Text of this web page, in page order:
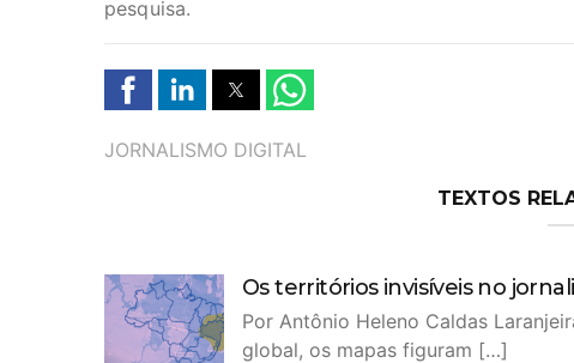
pesquisa.
TAGS
JORNALISMO DIGITAL
TEXTOS
Os territórios invisíveis no
Por Antônio Heleno Caldas
global, os mapas figuram […]